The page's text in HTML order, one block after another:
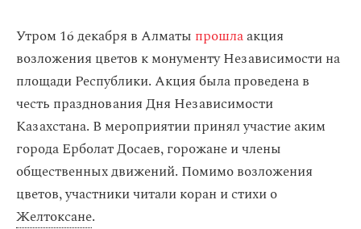
Утром 16 декабря в Алматы прошлаакция
возложения цветов к монументу Независимости на
площади Республики. Акция была проведена в
честь празднования Дня Независимости
Казахстана. В мероприятии принял участие аким
города Ерболат Досаев, горожане и члены
общественных движений. Помимо возложения
цветов, участники читали коран и стихи о
Желтоксане.